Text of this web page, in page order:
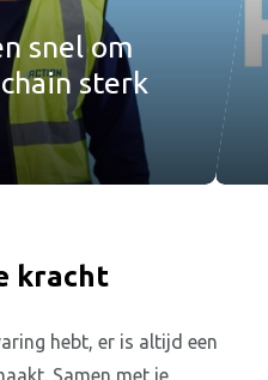
snel om
sterk
kracht
hebt, er is altijd een
Samen met je